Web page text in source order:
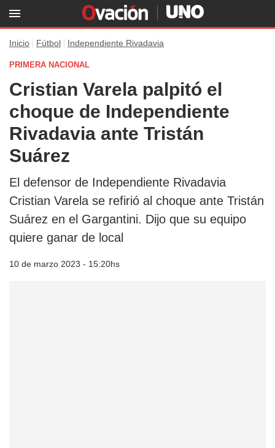
Inicio Fútbol Independiente Rivadavia
PRIMERA NACIONAL
Cristian Varela palpitó el
choque de Independiente
Rivadavia ante Tristán
Suárez
El defensor de Independiente Rivadavia
Cristian Varela se refirió al choque ante Tristán
Suárez en el Gargantini. Dijo que su equipo
quiere ganar de local
10 de marzo 2023 - 15:20hs